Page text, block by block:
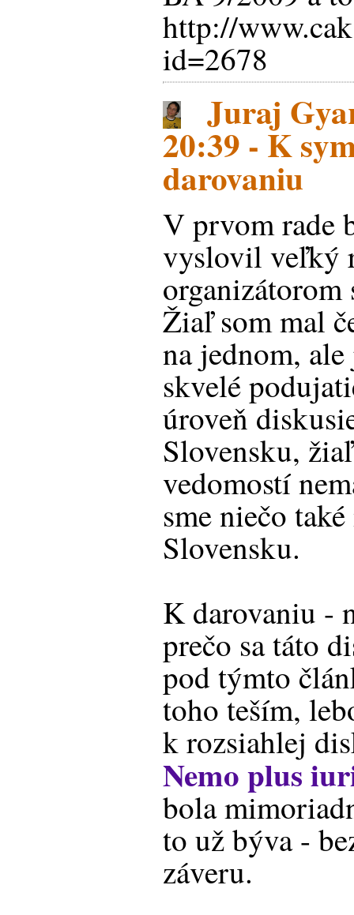
http://
id=2678
Juraj
20:39 - K
darovaniu
V prvom rade
vyslovil veľký
Žiaľ som mal
na jednom,
skvelé
úroveň
Slovensku,
vedomostí
sme niečo
Slovensku.
K darovaniu -
prečo sa táto
pod týmto
toho teším,
k rozsiahlej
Nemo plus
bola
to už býva -
záveru.